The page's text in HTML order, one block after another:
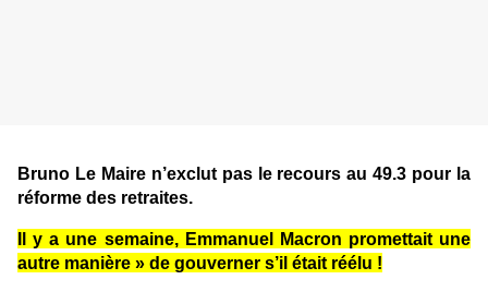
Bruno Le Maire n’exclut pas le recours au 49.3 pour la
réforme des retraites.
Il y a une semaine, Emmanuel Macron promettait une
autre manière » de gouverner s’il était réélu !